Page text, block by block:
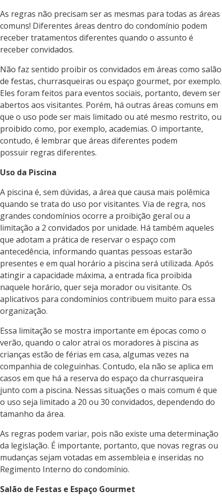
As regras não precisam ser as mesmas para todas as áreas
comuns! Diferentes áreas dentro do condomínio podem
receber tratamentos diferentes quando o assunto é
receber convidados.
Não faz sentido proibir os convidados em áreas como salão
de festas, churrasqueiras ou espaço gourmet, por exemplo.
Eles foram feitos para eventos sociais, portanto, devem ser
abertos aos visitantes. Porém, há outras áreas comuns em
que o uso pode ser mais limitado ou até mesmo restrito, ou
proibido como, por exemplo, academias. O importante,
contudo, é lembrar que áreas diferentes podem
possuir regras diferentes.
Uso da Piscina
A piscina é, sem dúvidas, a área que causa mais polêmica
quando se trata do uso por visitantes. Via de regra, nos
grandes condomínios ocorre a proibição geral ou a
limitação a 2 convidados por unidade. Há também aqueles
que adotam a prática de reservar o espaço com
antecedência, informando quantas pessoas estarão
presentes e em qual horário a piscina será utilizada. Após
atingir a capacidade máxima, a entrada fica proibida
naquele horário, quer seja morador ou visitante. Os
aplicativos para condomínios contribuem muito para essa
organização.
Essa limitação se mostra importante em épocas como o
verão, quando o calor atrai os moradores à piscina as
crianças estão de férias em casa, algumas vezes na
companhia de coleguinhas. Contudo, ela não se aplica em
casos em que há a reserva do espaço da churrasqueira
junto com a piscina. Nessas situações o mais comum é que
o uso seja limitado a 20 ou 30 convidados, dependendo do
tamanho da área.
As regras podem variar, pois não existe uma determinação
da legislação. É importante, portanto, que novas regras ou
mudanças sejam votadas em assembleia e inseridas no
Regimento Interno do condomínio.
Salão de Festas e Espaço Gourmet